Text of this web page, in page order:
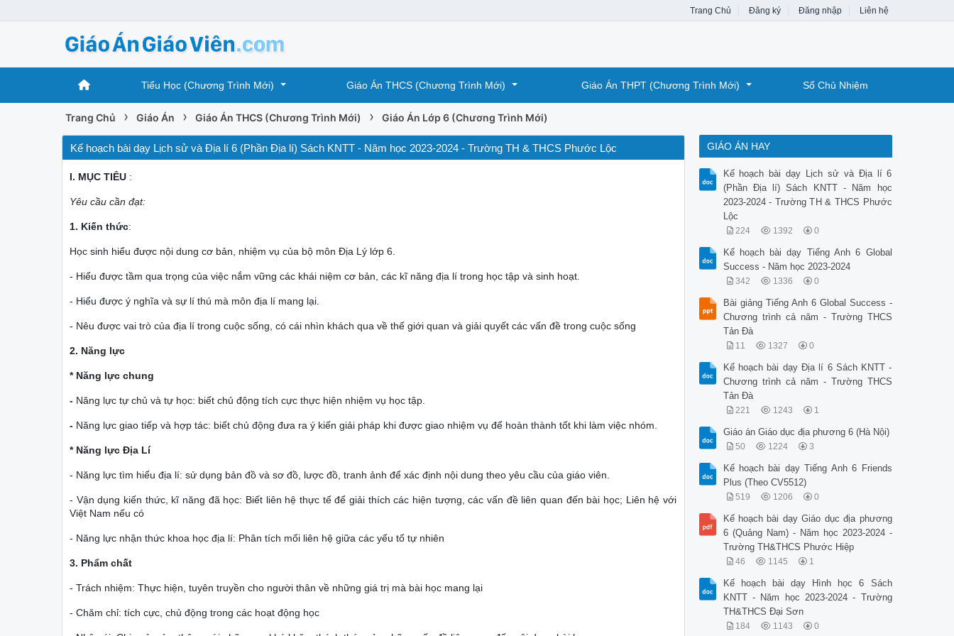
Trang Chủ Đăng ký Đăng nhập Liên hệ
Tiểu Học (Chương Trình Mới) Giáo Án THCS (Chương Trình Mới) Giáo Án THPT (Chương Trình Mới) Sổ Chủ Nhiệm
Trang Chủ › Giáo Án › Giáo Án THCS (Chương Trình Mới) › Giáo Án Lớp 6 (Chương Trình Mới)
Kế hoạch bài dạy Lịch sử và Địa lí 6 (Phần Địa lí) Sách KNTT - Năm học 2023-2024 - Trường TH & THCS Phước Lộc
I. MỤC TIÊU :
Yêu cầu cần đạt:
1. Kiến thức:
Học sinh hiểu được nội dung cơ bản, nhiệm vụ của bộ môn Địa Lý lớp 6.
- Hiểu được tầm qua trọng của việc nắm vững các khái niệm cơ bản, các kĩ năng địa lí trong học tập và sinh hoạt.
- Hiểu được ý nghĩa và sự lí thú mà môn địa lí mang lại.
- Nêu được vai trò của địa lí trong cuộc sống, có cái nhìn khách qua về thế giới quan và giải quyết các vấn đề trong cuộc sống
2. Năng lực
* Năng lực chung
- Năng lực tự chủ và tự học: biết chủ động tích cực thực hiện nhiệm vụ học tập.
- Năng lực giao tiếp và hợp tác: biết chủ động đưa ra ý kiến giải pháp khi được giao nhiệm vụ để hoàn thành tốt khi làm việc nhóm.
* Năng lực Địa Lí
- Năng lực tìm hiểu địa lí: sử dụng bản đồ và sơ đồ, lược đồ, tranh ảnh để xác định nội dung theo yêu cầu của giáo viên.
- Vận dụng kiến thức, kĩ năng đã học: Biết liên hệ thực tế để giải thích các hiện tượng, các vấn đề liên quan đến bài học; Liên hệ với
Việt Nam nếu có
- Năng lực nhận thức khoa học địa lí: Phân tích mối liên hệ giữa các yếu tố tự nhiên
3. Phẩm chất
- Trách nhiệm: Thực hiện, tuyên truyền cho người thân về những giá trị mà bài học mang lại
- Chăm chỉ: tích cực, chủ động trong các hoạt động học
GIÁO ÁN HAY
Kế hoạch bài dạy Lịch sử và Địa lí 6
(Phần Địa lí) Sách KNTT - Năm học
2023-2024 - Trường TH & THCS Phước
Lộc
224 1392 0
Kế hoạch bài dạy Tiếng Anh 6 Global
Success - Năm học 2023-2024
342 1336 0
Bài giảng Tiếng Anh 6 Global Success -
Chương trình cả năm - Trường THCS
Tản Đà
11 1327 0
Kế hoạch bài dạy Địa lí 6 Sách KNTT -
Chương trình cả năm - Trường THCS
Tản Đà
221 1243 1
Giáo án Giáo dục địa phương 6 (Hà Nội)
50 1224 3
Kế hoạch bài dạy Tiếng Anh 6 Friends
Plus (Theo CV5512)
519 1206 0
Kế hoạch bài dạy Giáo dục địa phương
6 (Quảng Nam) - Năm học 2023-2024 -
Trường TH&THCS Phước Hiệp
46 1145 1
Kế hoạch bài dạy Hình học 6 Sách
KNTT - Năm học 2023-2024 - Trường
TH&THCS Đại Sơn
184 1143 0